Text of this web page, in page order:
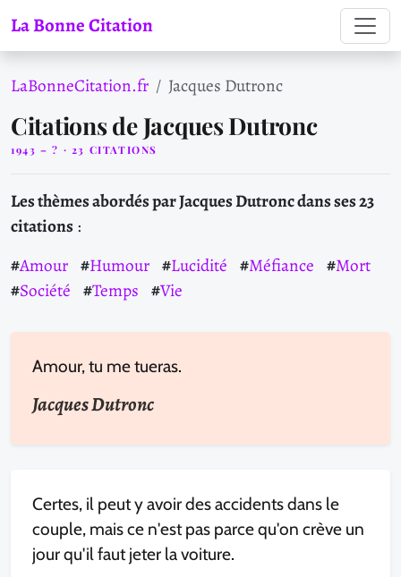
La Bonne Citation
LaBonneCitation.fr Jacques Dutronc
Citations de Jacques Dutronc
1943 – ? · 23 CITATIONS
Les thèmes abordés par Jacques Dutronc dans ses 23
citations:
Amour
Humour Lucidité Méfiance
Mort
Société
Temps Vie
Amour, tu me tueras.
Jacques Dutronc
Certes, il peut y avoir des accidents dans le
couple, mais ce n'est pas parce qu'on crève un
jour qu'il faut jeter la voiture.